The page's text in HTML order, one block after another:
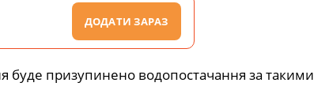
ДОДАТИ ЗАРАЗ
буде призупинено водопостачання за такими